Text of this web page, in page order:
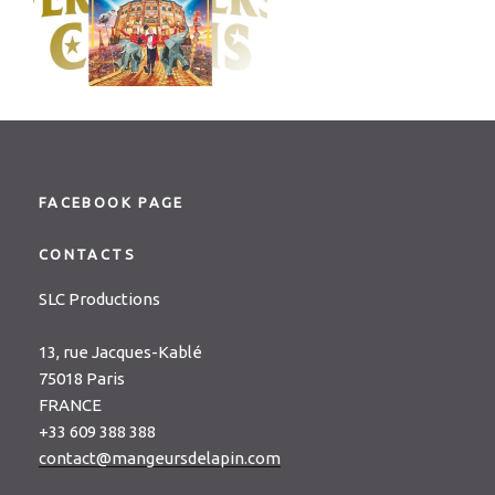
FACEBOOK PAGE
CONTACTS
SLC Productions
13, rue Jacques-Kablé
75018 Paris
FRANCE
+33 609 388 388
contact@mangeursdelapin.com